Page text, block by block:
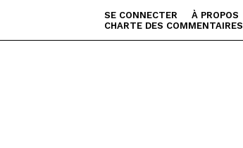
SE CONNECTER À PROPOS
CHARTE DES COMMENTAIRES